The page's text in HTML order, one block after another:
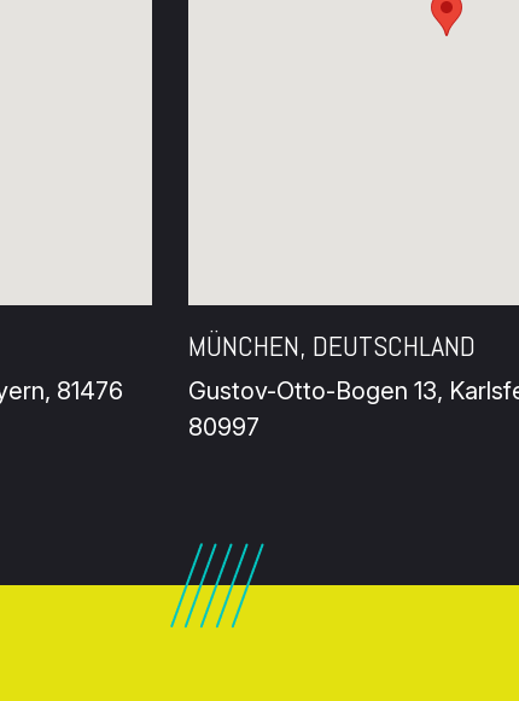
81476
MÜNCHEN, DEUTSCHLAND
Gustov-Otto-Bogen 13,
80997